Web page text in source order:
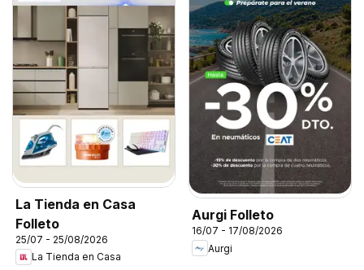
La Tienda en Casa
Folleto
25/07 - 25/08/2026
La Tienda en Casa
Aurgi Folleto
16/07 - 17/08/2026
Aurgi